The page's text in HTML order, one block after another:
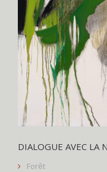
DIALOGUE AVEC LA
Forêt